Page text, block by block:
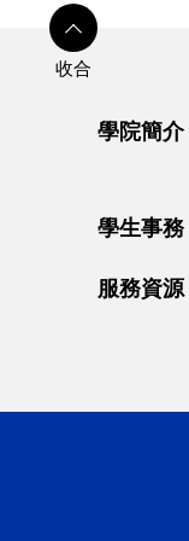
學院簡介
學生事務
服務資源